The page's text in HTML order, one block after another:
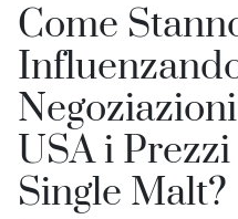
Come
USA i
Single Malt?